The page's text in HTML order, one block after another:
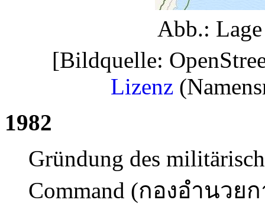
Abb.:
[Bildquelle:
Lizenz
1982
Gründung des
Command (กองอำนวย